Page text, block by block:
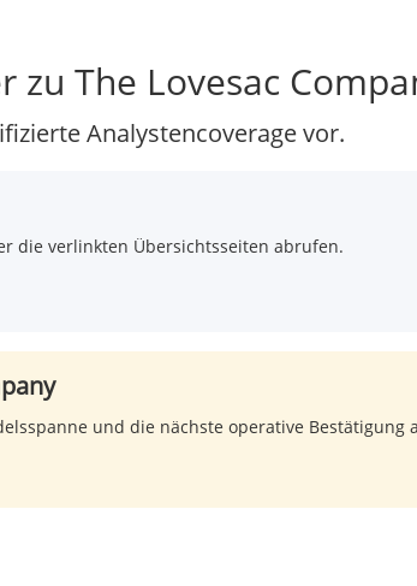
zu The Lovesac
Analystencoverage vor.
die verlinkten Übersichtsseiten abrufen.
und die nächste operative Bestätigung